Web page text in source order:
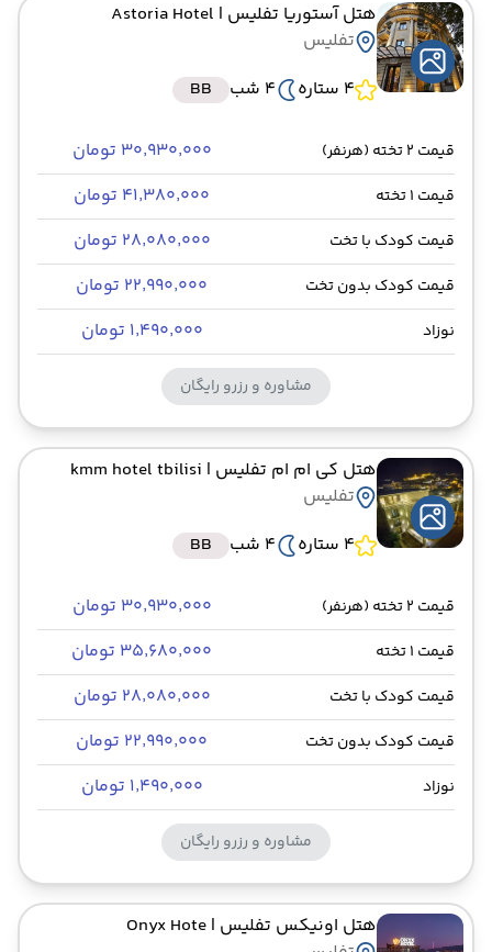
هتل آستوریا تفلیس | Astoria Hotel
تفلیس
4 ستاره
4 شب BB
قیمت 2 تخته (هرنفر) ۳۰٬۹۳۰٬۰۰۰ تومان
قیمت 1 تخته ۴۱٬۳۸۰٬۰۰۰ تومان
قیمت کودک با تخت ۲۸٬۰۸۰٬۰۰۰ تومان
قیمت کودک بدون تخت ۲۲٬۹۹۰٬۰۰۰ تومان
نوزاد ۱٬۴۹۰٬۰۰۰ تومان
مشاوره و رزرو رایگان
هتل کی ام ام تفلیس | kmm hotel tbilisi
تفلیس
4 ستاره
4 شب BB
قیمت 2 تخته (هرنفر) ۳۰٬۹۳۰٬۰۰۰ تومان
قیمت 1 تخته ۳۵٬۶۸۰٬۰۰۰ تومان
قیمت کودک با تخت ۲۸٬۰۸۰٬۰۰۰ تومان
قیمت کودک بدون تخت ۲۲٬۹۹۰٬۰۰۰ تومان
نوزاد ۱٬۴۹۰٬۰۰۰ تومان
مشاوره و رزرو رایگان
هتل اونیکس تفلیس | Onyx Hote